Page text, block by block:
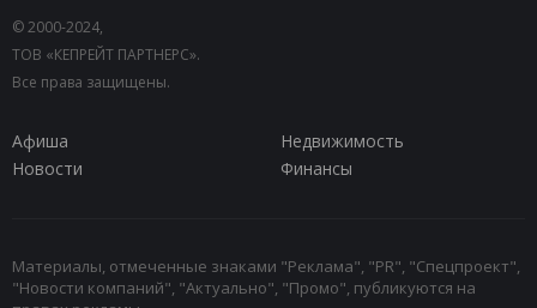
© 2000-2024,
ТОВ «КЕПРЕЙТ ПАРТНЕРС».
Все права защищены.
Афиша
Недвижимость
Новости
Финансы
Материалы, отмеченные знаками "Реклама", "PR", "Спецпроект",
"Новости компаний", "Актуально", "Промо", публикуются на